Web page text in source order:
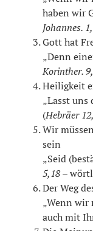
haben wir
Johannes.
Gott hat
„Denn
Korinther.
Heiligkeit
„Lasst uns
(Hebräer
Wir
sein
„Seid
5,18–
Der Weg
„Wenn
auch mit